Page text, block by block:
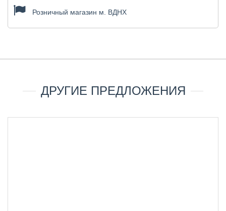
Розничный магазин м. ВДНХ
ДРУГИЕ ПРЕДЛОЖЕНИЯ